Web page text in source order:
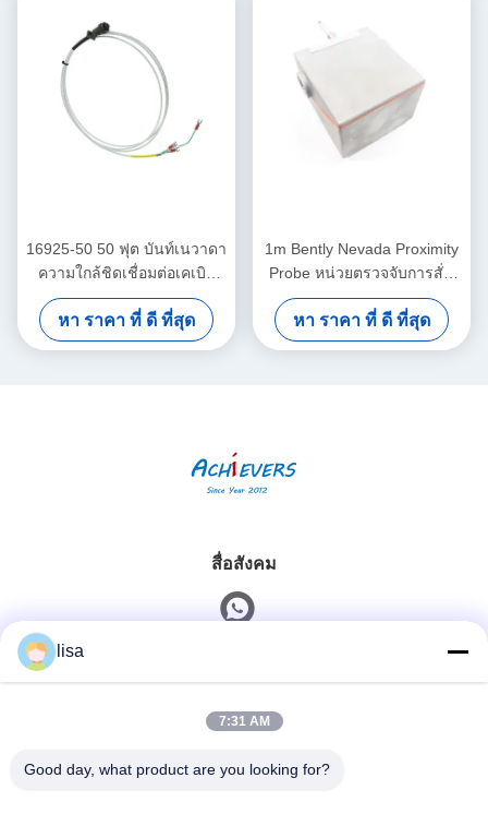
16925-50 50 ฟุต บันท์เนวาดา
ความใกล้ชิดเชื่อมต่อเคเบิล
โดยไม่มีเกราะ
หา ราคา ที่ ดี ที่สุด
1m Bently Nevada Proximity
Probe หน่วยตรวจจับการสั่น
สะเทือนแบบคู่ 26530-12-10-
00-000-309-00-03-01
หา ราคา ที่ ดี ที่สุด
สื่อสังคม
0086-13828861501
lisa
7:31 AM
Good day, what product are you looking for?